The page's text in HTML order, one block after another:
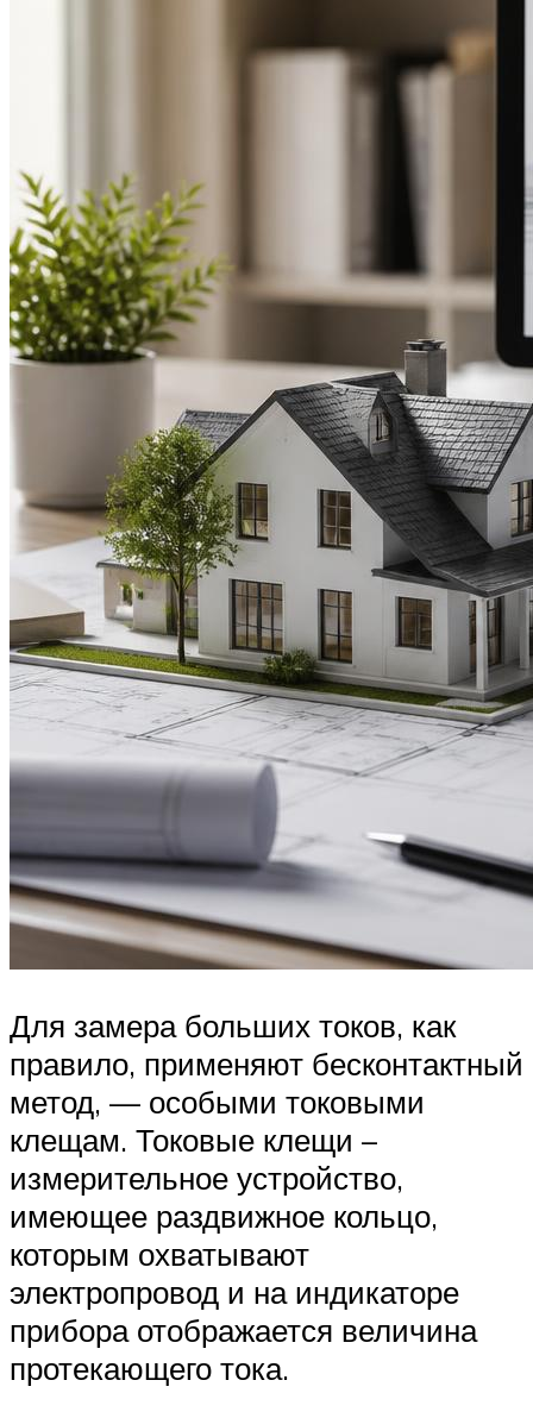
Для замера больших токов, как
правило, применяют бесконтактный
метод, — особыми токовыми
клещам. Токовые клещи –
измерительное устройство,
имеющее раздвижное кольцо,
которым охватывают
электропровод и на индикаторе
прибора отображается величина
протекающего тока.